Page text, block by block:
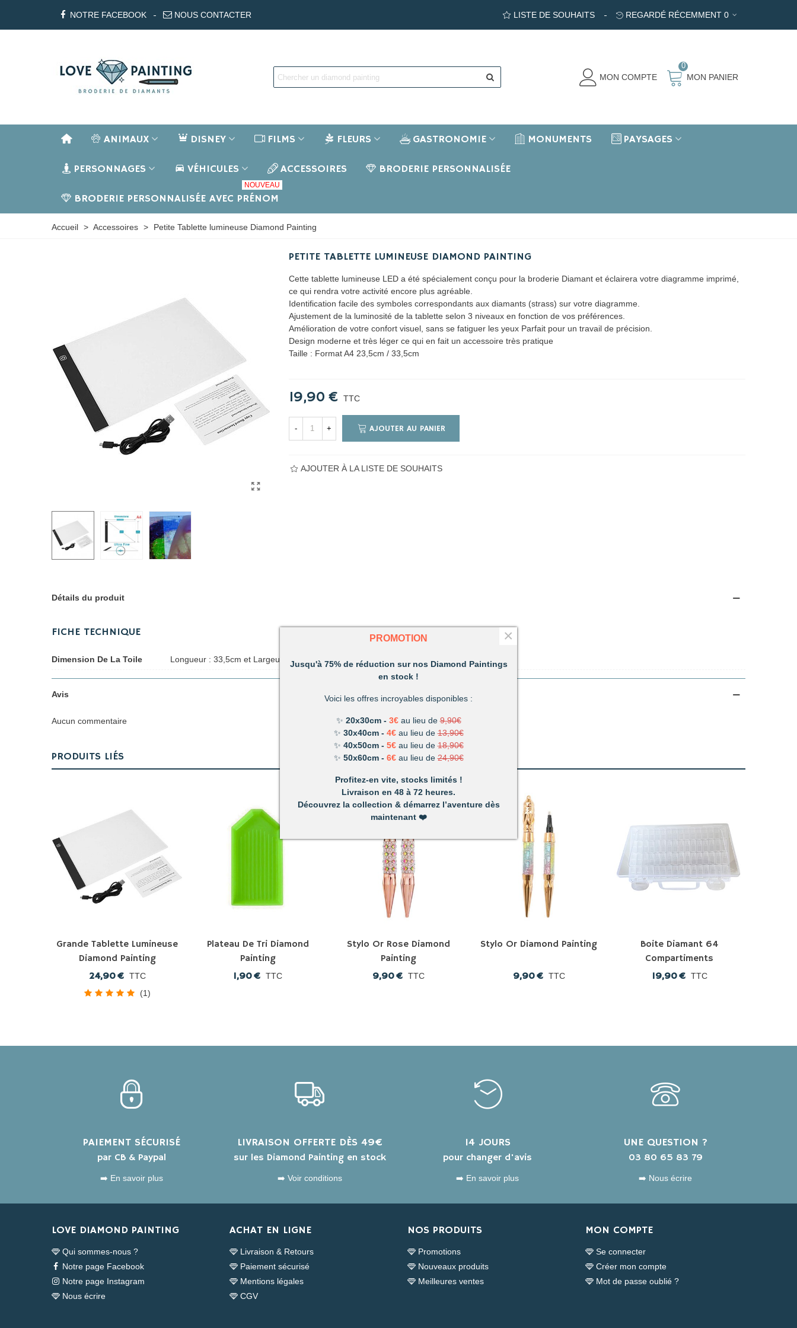
NOTRE FACEBOOK NOUS CONTACTER LISTE DE SOUHAITS REGARDÉ RÉCEMMENT 0
MON COMPTE
0
MON PANIER
ANIMAUX DISNEY FILMS FLEURS GASTRONOMIE MONUMENTS PAYSAGES
PERSONNAGES VÉHICULES ACCESSOIRES BRODERIE PERSONNALISÉE
BRODERIE PERSONNALISÉE AVEC PRÉNOM
NOUVEAU
Accueil > Accessoires > Petite Tablette lumineuse Diamond Painting
PETITE TABLETTE LUMINEUSE DIAMOND PAINTING
Cette tablette lumineuse LED a été spécialement conçu pour la broderie Diamant et éclairera votre diagramme imprimé,
ce qui rendra votre activité encore plus agréable.
Identification facile des symboles correspondants aux diamants (strass) sur votre diagramme.
Ajustement de la luminosité de la tablette selon 3 niveaux en fonction de vos préférences.
Amélioration de votre confort visuel, sans se fatiguer les yeux Parfait pour un travail de précision.
Design moderne et très léger ce qui en fait un accessoire très pratique
Taille : Format A4 23,5cm / 33,5cm
19,90 € TTC
- + AJOUTER AU PANIER
AJOUTER À LA LISTE DE SOUHAITS
Détails du produit
FICHE TECHNIQUE
Dimension De La Toile Longueur : 33,5cm et Largeur : 23,5cm
Avis
Aucun commentaire
PRODUITS LIÉS
Grande Tablette Lumineuse
Diamond Painting
24,90 € TTC
(1)
Plateau De Tri Diamond
Painting
1,90 € TTC
Stylo Or Rose Diamond
Painting
9,90 € TTC
Stylo Or Diamond Painting
9,90 € TTC
Boite Diamant 64
Compartiments
19,90 € TTC
PAIEMENT SÉCURISÉ
par CB & Paypal
➡️ En savoir plus
LIVRAISON OFFERTE DÈS 49€
sur les Diamond Painting en stock
➡️ Voir conditions
14 JOURS
pour changer d'avis
➡️ En savoir plus
UNE QUESTION ?
03 80 65 83 79
➡️ Nous écrire
LOVE DIAMOND PAINTING
Qui sommes-nous ?
Notre page Facebook
Notre page Instagram
Nous écrire
ACHAT EN LIGNE
Livraison & Retours
Paiement sécurisé
Mentions légales
CGV
NOS PRODUITS
Promotions
Nouveaux produits
Meilleures ventes
MON COMPTE
Se connecter
Créer mon compte
Mot de passe oublié ?
PROMOTION
Jusqu'à 75% de réduction sur nos Diamond Paintings
en stock !
Voici les offres incroyables disponibles :
✨ 20x30cm - 3€au lieu de9,90€
✨ 30x40cm - 4€ au lieu de 13,90€
✨ 40x50cm - 5€ au lieu de18,90€
✨ 50x60cm - 6€ au lieu de 24,90€
Profitez-en vite, stocks limités !
Livraison en 48 à 72 heures.
Découvrez la collection & démarrez l’aventure dès
maintenant❤️
×